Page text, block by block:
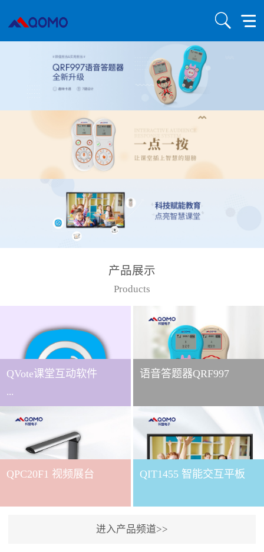
产品展示
Products
QVote课堂互动软件
...
下载QVote授课软件课堂互
动的质量直接影响教学效
果与学生参与度。作为
打造的互动授课软件，
QVote 以 “让每一堂课都充
语音答题器QRF997
QPC20F1 视频展台 QIT1455 智能交互平板
进入产品频道>>